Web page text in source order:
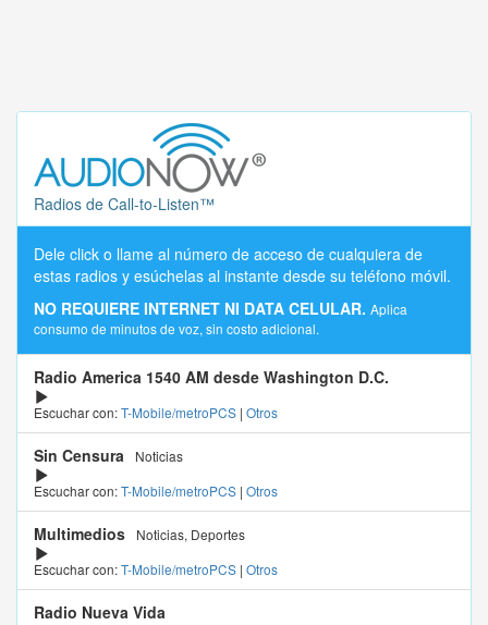
Radios de Call-to-Listen™
Dele click o llame al número de acceso de cualquiera de
estas radios y esúchelas al instante desde su teléfono móvil.
NO REQUIERE INTERNET NI DATA CELULAR. Aplica
consumo de minutos de voz, sin costo adicional.
Radio America 1540 AM desde Washington D.C.
Escuchar con:T-Mobile/metroPCS | Otros
Sin Censura
Noticias
Escuchar con:T-Mobile/metroPCS | Otros
Multimedios
Noticias, Deportes
Escuchar con:T-Mobile/metroPCS | Otros
Radio Nueva Vida